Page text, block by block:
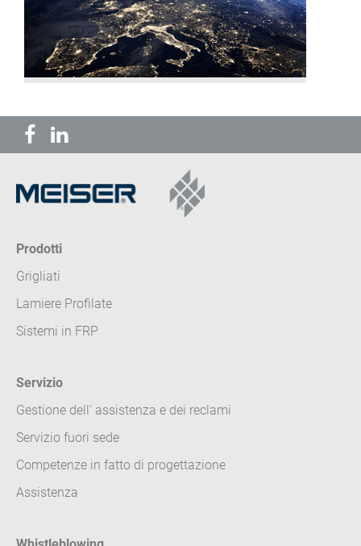
Prodotti
Grigliati
Lamiere Profilate
Sistemi in FRP
Servizio
Gestione dell‘ assistenza e dei reclami
Servizio fuori sede
Competenze in fatto di progettazione
Assistenza